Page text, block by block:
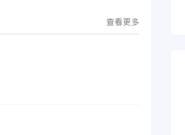
这个1000元这个数字
的时候，你是不是也
查看更多